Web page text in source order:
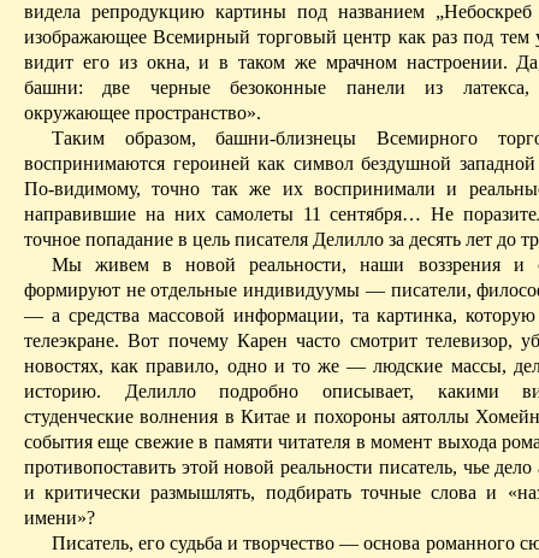
видела репродукцию картины под названием
изображающее Всемирный торговый центр как раз под тем
видит его из окна, и в таком же мрачном настроении.
башни: две черные безоконные панели из латекса,
окружающее пространство».
Таким образом, башни-близнецы Всемирного
воспринимаются героиней как символ бездушной
По-видимому, точно так же их воспринимали и
направившие на них самолеты 11 сентября… Не
точное попадание в цель писателя Делилло за десять лет до
Мы живем в новой реальности, наши воззрения и
формируют не отдельные индивидуумы — писатели,
— а средства массовой информации, та картинка,
телеэкране. Вот почему Карен часто смотрит телевизор,
новостях, как правило, одно и то же — людские массы,
историю. Делиллоподробно описывает, какими
студенческие волнения в Китае и похороны аятоллы
события еще свежие в памяти читателя в момент выхода
противопоставить этой новой реальности писатель, чье дело
и критически размышлять, подбирать точные слова и
имени»?
Писатель, его судьба и творчество — основа романного